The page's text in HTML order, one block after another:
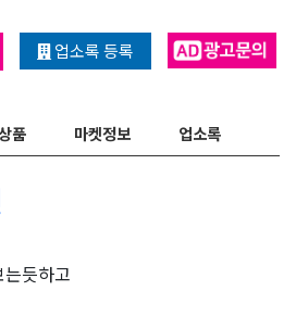
업소록 등록
품 마켓정보 업소록
듯하고